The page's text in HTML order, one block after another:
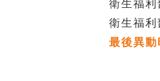
衛生福利
衛生福利
最後異